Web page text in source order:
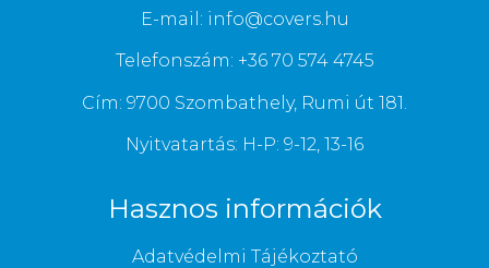
E-mail: info@covers.hu
Telefonszám: +36 70 574 4745
Cím: 9700 Szombathely, Rumi út 181.
Nyitvatartás: H-P: 9-12, 13-16
Hasznos információk
Adatvédelmi Tájékoztató